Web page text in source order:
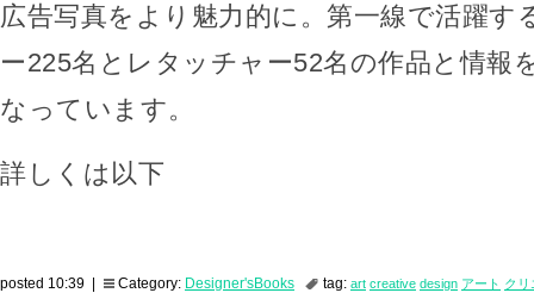
広告写真をより魅力的に。第一線で活躍す
ー225名とレタッチャー52名の作品と情報
なっています。
詳しくは以下
posted 10:39 | Category: Designer'sBooks tag: art creative design アート クリ